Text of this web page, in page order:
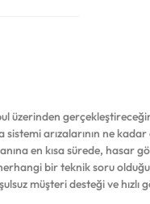
üzerinden
sistemi arızalarının ne
en kısa sürede, hasar
bir teknik soru
müşteri desteği ve